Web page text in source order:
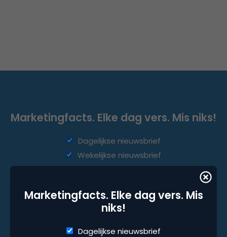
Marketingfacts. Elke dag vers. Mis
niks!
Dagelijkse nieuwsbrief
Marketingfacts. Elke dag vers. Mis niks!
Dagelijkse nieuwsbrief
Wekelijkse nieuwsbrief